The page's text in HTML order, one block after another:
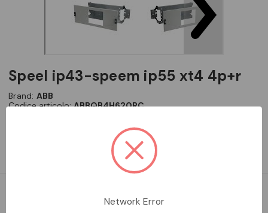
speel ip43-speem ip55 xt4 4p+r
Brand: ABB
Codice articolo:ABBQB4H620RC
Accedi per vedere i prezzi
Modules for SACE-Breakers, System pro E energy Combi
Network Error